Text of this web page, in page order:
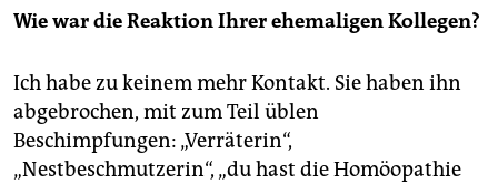
Wie war die Reaktion Ihrer ehemaligen Kollegen?
Ich habe zu keinem mehr Kontakt. Sie haben ihn
abgebrochen, mit zum Teil üblen
Beschimpfungen: „Verräterin“,
„Nestbeschmutzerin“, „du hast die Homöopathie